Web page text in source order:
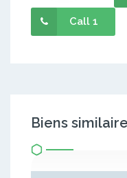
Call 1
Biens